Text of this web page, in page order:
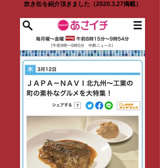
炊き缶を紹介頂きました（2020.3.27掲載）